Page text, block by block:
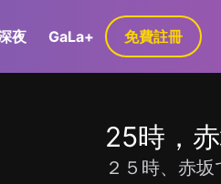
夜 GaLa+ 免費註冊
25時，
２５時、赤坂